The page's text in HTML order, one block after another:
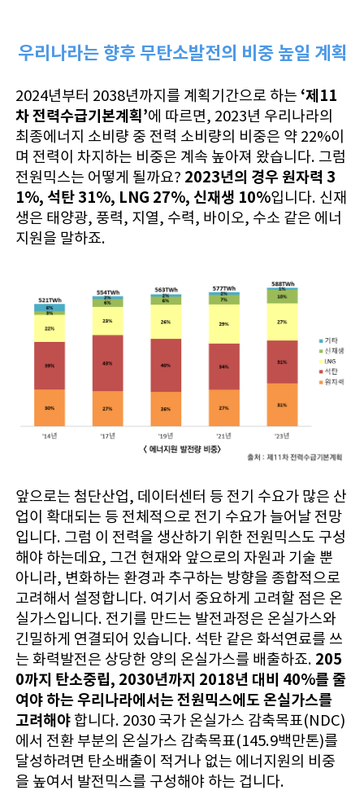
우리나라는 향후 무탄소발전의 비중 높일 계획
2024년부터 2038년까지를 계획기간으로 하는 ‘제11
차 전력수급기본계획’에 따르면, 2023년 우리나라의
최종에너지 소비량 중 전력 소비량의 비중은 약 22%이
며 전력이 차지하는 비중은 계속 높아져 왔습니다. 그럼
전원믹스는 어떻게 될까요? 2023년의 경우 원자력 3
1%, 석탄 31%, LNG 27%, 신재생 10%입니다. 신재
생은 태양광, 풍력, 지열, 수력, 바이오, 수소 같은 에너
지원을 말하죠.
앞으로는 첨단산업, 데이터센터 등 전기 수요가 많은 산
업이 확대되는 등 전체적으로 전기 수요가 늘어날 전망
입니다. 그럼 이 전력을 생산하기 위한 전원믹스도 구성
해야 하는데요, 그건 현재와 앞으로의 자원과 기술 뿐
아니라, 변화하는 환경과 추구하는 방향을 종합적으로
고려해서 설정합니다. 여기서 중요하게 고려할 점은 온
실가스입니다. 전기를 만드는 발전과정은 온실가스와
긴밀하게 연결되어 있습니다. 석탄 같은 화석연료를 쓰
는 화력발전은 상당한 양의 온실가스를 배출하죠. 205
0까지 탄소중립, 2030년까지 2018년 대비 40%를 줄
여야 하는 우리나라에서는 전원믹스에도 온실가스를
고려해야합니다. 2030 국가 온실가스 감축목표(NDC)
에서 전환 부분의 온실가스 감축목표(145.9백만톤)를
달성하려면 탄소배출이 적거나 없는 에너지원의 비중
을 높여서 발전믹스를 구성해야 하는 겁니다.